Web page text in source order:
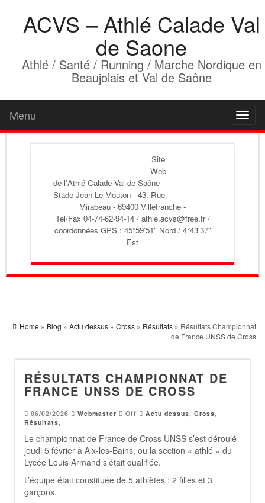
ACVS – Athlé Calade Val
de Saone
Athlé / Santé / Running / Marche Nordique en
Beaujolais et Val de Saône
Menu
Site
Web
de l'Athlé Calade Val de Saône -
Stade Jean Le Mouton - 43, Rue
Mirabeau - 69400 Villefranche -
Tel/Fax 04-74-62-94-14 / athle.acvs@free.fr /
coordonnées GPS : 45°59'51" Nord / 4°43'37"
Est
Home » Blog » Actu dessus » Cross » Résultats » Résultats Championnat
de France UNSS de Cross
RÉSULTATS CHAMPIONNAT DE
FRANCE UNSS DE CROSS
06/02/2026 Webmaster Off Actu dessus, Cross,
Résultats,
Le championnat de France de Cross UNSS s’est déroulé
jeudi 5 février à Aix-les-Bains, ou la section « athlé » du
Lycée Louis Armand s’était qualifiée.
L’équipe était constituée de 5 athlètes : 2 filles et 3
garçons.